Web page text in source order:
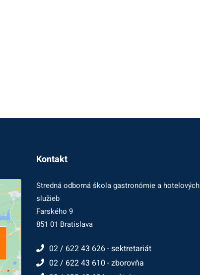
Kontakt
Stredná odborná škola gastronómie a hotelových
služieb
Farského 9
851 01 Bratislava
02 / 622 43 626 - sektretariát
02 / 622 43 610 - zborovňa